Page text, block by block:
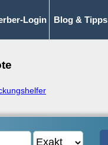
Login Blog & Tipps